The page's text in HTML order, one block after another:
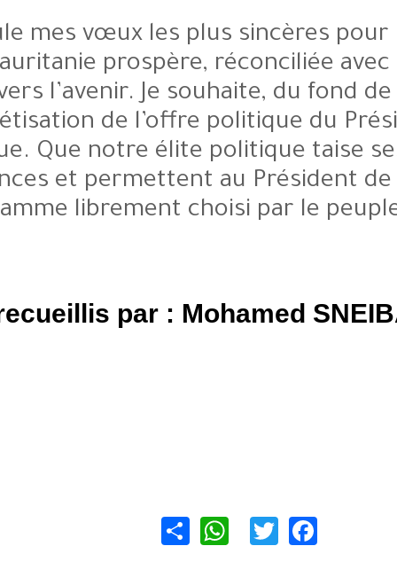
Je formule mes vœux les plus
d’une Mauritanie prospère,
tournée vers l’avenir. Je
concrétisation de l’offre
République. Que notre élite
différences et permettent au
programme librement choisi
Propos recueillis par :
Twitter
WhatsApp
Share